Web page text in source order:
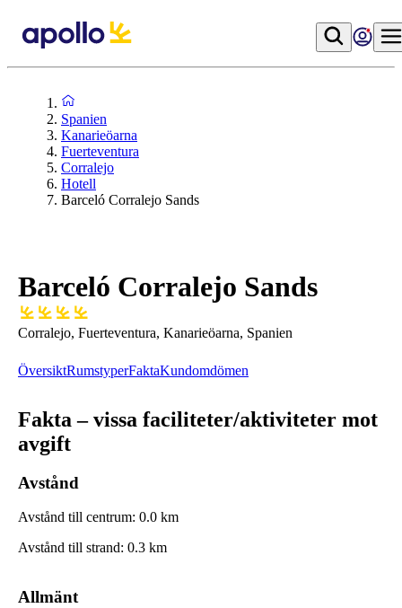
Spanien
Kanarieöarna
Fuerteventura
Corralejo
Hotell
Barceló Corralejo Sands
Barceló Corralejo Sands
Corralejo, Fuerteventura, Kanarieöarna, Spanien
ÖversiktRumstyperFaktaKundomdömen
Fakta – vissa faciliteter/aktiviteter mot
avgift
Avstånd
Avstånd till centrum: 0.0 km
Avstånd till strand: 0.3 km
Allmänt